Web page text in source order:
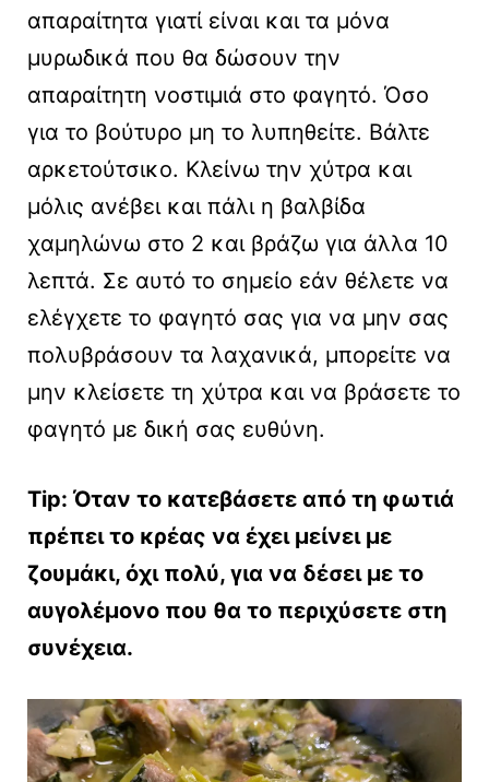
απαραίτητα γιατί είναι και τα μόνα
μυρωδικά που θα δώσουν την
απαραίτητη νοστιμιά στο φαγητό. Όσο
για το βούτυρο μη το λυπηθείτε. Βάλτε
αρκετούτσικο. Κλείνω την χύτρα και
μόλις ανέβει και πάλι η βαλβίδα
χαμηλώνω στο 2 και βράζω για άλλα 10
λεπτά. Σε αυτό το σημείο εάν θέλετε να
ελέγχετε το φαγητό σας για να μην σας
πολυβράσουν τα λαχανικά, μπορείτε να
μην κλείσετε τη χύτρα και να βράσετε το
φαγητό με δική σας ευθύνη.
Tip: Όταν το κατεβάσετε από τη φωτιά
πρέπει το κρέας να έχει μείνει με
ζουμάκι, όχι πολύ, για να δέσει με το
αυγολέμονο που θα το περιχύσετε στη
συνέχεια.